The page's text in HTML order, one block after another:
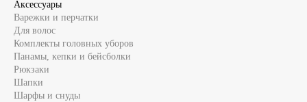
Аксессуары
Варежки и перчатки
Для волос
Комплекты головных уборов
Панамы, кепки и бейсболки
Рюкзаки
Шапки
Шарфы и снуды